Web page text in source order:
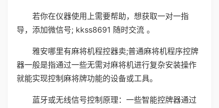
若你在仪器使用上需要帮助，想获取一对一指
导，添加微信号; kkss8691 随时交流 。
雅安哪里有麻将机程控器卖;普通麻将机程序控牌
器一般是指通过一些无需对麻将机进行复杂安装操作
就能实现控制麻将牌功能的设备或工具。
蓝牙或无线信号控制原理：一些智能控牌器通过